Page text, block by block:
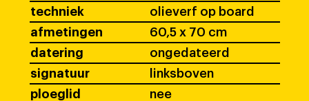
techniek
olieverf op board
afmetingen
60,5 x 70 cm
datering
ongedateerd
signatuur
linksboven
ploeglid
nee